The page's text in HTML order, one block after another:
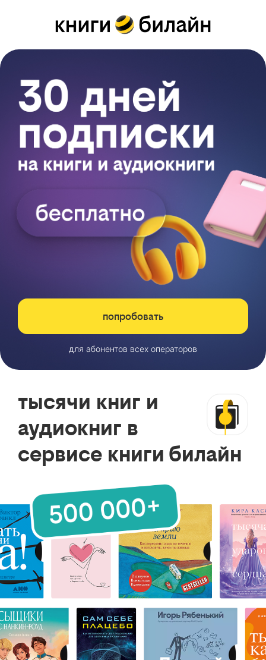
попробовать
для абонентов всех операторов
тысячи книг и
аудиокниг в
сервисе книги билайн